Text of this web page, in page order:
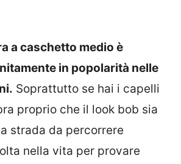
a caschetto medio è
in popolarità nelle
Soprattutto se hai i capelli
proprio che il look bob sia
strada da percorrere
nella vita per provare